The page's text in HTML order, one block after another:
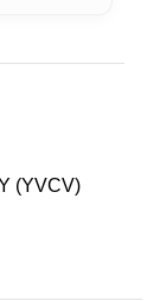
(YVCV)